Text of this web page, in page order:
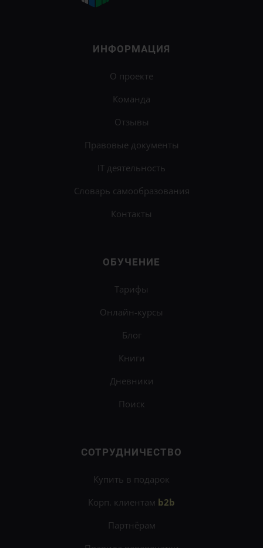
ИНФОРМАЦИЯ
О проекте
Команда
Отзывы
Правовые документы
IT деятельность
Словарь самообразования
Контакты
ОБУЧЕНИЕ
Тарифы
Онлайн-курсы
Блог
Книги
Дневники
Поиск
СОТРУДНИЧЕСТВО
Купить в подарок
Корп. клиентам b2b
Партнёрам